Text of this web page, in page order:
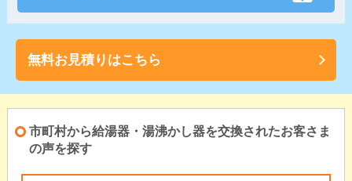
無料お見積りはこちら
市町村から給湯器・湯沸かし器を交換されたお客さま
の声を探す